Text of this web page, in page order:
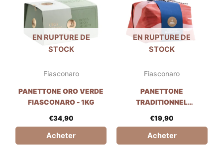
EN RUPTURE DE
STOCK
Fiasconaro
PANETTONE ORO VERDE
FIASCONARO - 1KG
€34,90
Acheter
EN RUPTURE DE
STOCK
Fiasconaro
PANETTONE
TRADITIONNEL
€19,90
Acheter